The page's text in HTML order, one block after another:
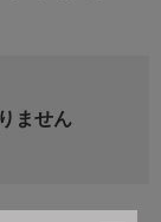
ません